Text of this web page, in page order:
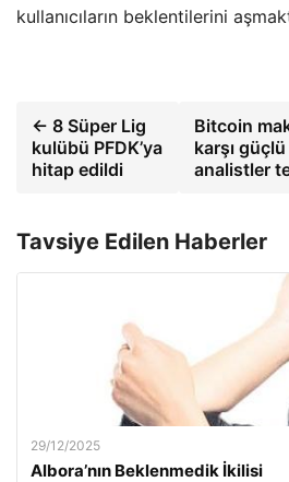
kullanıcıların beklentilerini
← 8 Süper Lig
kulübü PFDK’ya
hitap edildi
Bitcoin
karşı
analistler
Tavsiye Edilen Haberler
29/12/2025
Albora’nın Beklenmedik İkilisi